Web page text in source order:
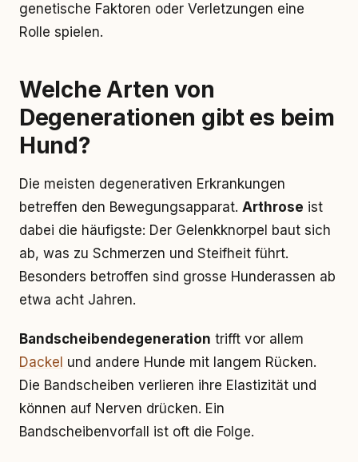
genetische Faktoren oder Verletzungen eine
Rolle spielen.
Welche Arten von
Degenerationen gibt es beim
Hund?
Die meisten degenerativen Erkrankungen
betreffen den Bewegungsapparat. Arthrose ist
dabei die häufigste: Der Gelenkknorpel baut sich
ab, was zu Schmerzen und Steifheit führt.
Besonders betroffen sind grosse Hunderassen ab
etwa acht Jahren.
Bandscheibendegeneration trifft vor allem
Dackel und andere Hunde mit langem Rücken.
Die Bandscheiben verlieren ihre Elastizität und
können auf Nerven drücken. Ein
Bandscheibenvorfall ist oft die Folge.